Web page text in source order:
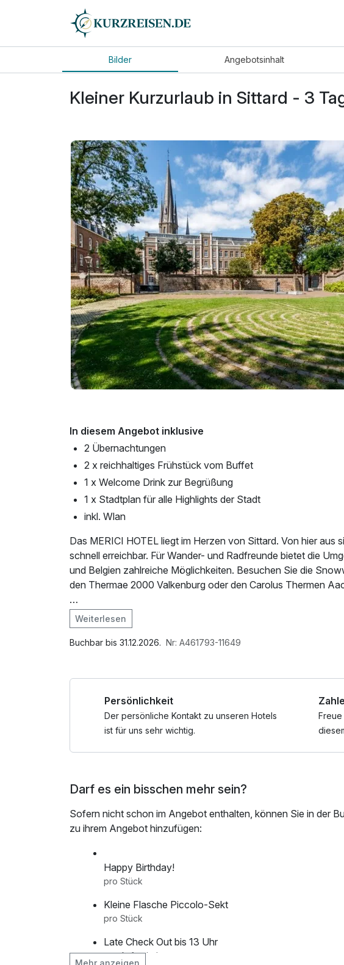
Bilder Angebotsinhalt
Kleiner Kurzurlaub in Sittard - 3
In diesem Angebot inklusive
2 Übernachtungen
2 x reichhaltiges Frühstück vom Buffet
1 x Welcome Drink zur Begrüßung
1 x Stadtplan für alle Highlights der Stadt
inkl. Wlan
Das MERICI HOTEL liegt im Herzen von Sittard. Von hier aus
schnell erreichbar. Für Wander- und Radfreunde bietet die
und Belgien zahlreiche Möglichkeiten. Besuchen Sie die
den Thermae 2000 Valkenburg oder den Carolus Thermen
Genießen Sie einen Spaziergang durch die malerischen
bewundern Sie die gut erhaltenen mittelalterlichen Gebäude,
Sittard. Der lebhafte Marktplatz lädt zum Verweilen ein,
faszinierenden Ausstellungen und historischen Artefakten.
Herzen von Sittard, das sich perfekt für Spaziergänge und
Weiterlesen
Buchbar bis 31.12.2026. Nr: A461793-11649
Persönlichkeit
Der persönliche Kontakt zu unseren Hotels
ist für uns sehr wichtig.
Darf es ein bisschen mehr sein?
Sofern nicht schon im Angebot enthalten, können Sie in der
zu ihrem Angebot hinzufügen:
Happy Birthday!
pro Stück
Kleine Flasche Piccolo-Sekt
pro Stück
Late Check Out bis 13 Uhr
pro Aufenthalt
Mehr anzeigen